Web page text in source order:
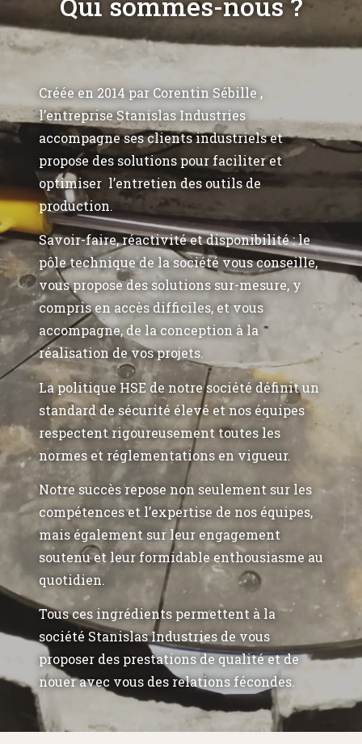
Créée en 2014 par Corentin Sébille ,
l’entreprise Stanislas Industries
accompagne ses clients industriels et
propose des solutions pour faciliter et
optimiser l’entretien des outils de
production.
Savoir-faire, réactivité et disponibilité : le
pôle technique de la société vous conseille,
vous propose des solutions sur-mesure, y
compris en accès difficiles, et vous
accompagne, de la conception à la
réalisation de vos projets.
La politique HSE de notre société définit un
standard de sécurité élevé et nos équipes
respectent rigoureusement toutes les
normes et réglementations en vigueur.
Notre succès repose non seulement sur les
compétences et l’expertise de nos équipes,
mais également sur leur engagement
soutenu et leur formidable enthousiasme au
quotidien.
Tous ces ingrédients permettent à la
société Stanislas Industries de vous
proposer des prestations de qualité et de
nouer avec vous des relations fécondes.